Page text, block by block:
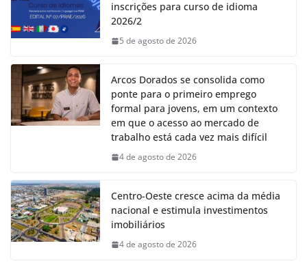
inscrições para curso de idioma
2026/2
5 de agosto de 2026
Arcos Dorados se consolida como
ponte para o primeiro emprego
formal para jovens, em um contexto
em que o acesso ao mercado de
trabalho está cada vez mais difícil
4 de agosto de 2026
Centro-Oeste cresce acima da média
nacional e estimula investimentos
imobiliários
4 de agosto de 2026